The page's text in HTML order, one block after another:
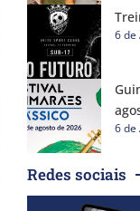
6 de
6 de
Redes sociais